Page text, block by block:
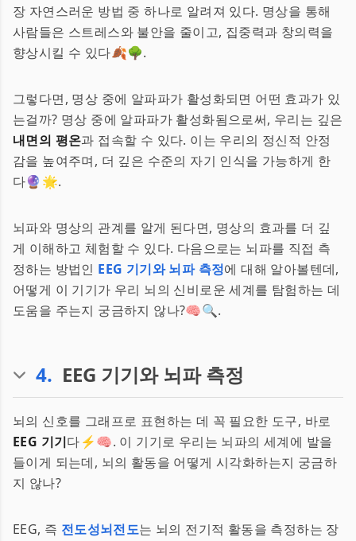
장 자연스러운 방법 중 하나로 알려져 있다. 명상을 통해
사람들은 스트레스와 불안을 줄이고, 집중력과 창의력을
향상시킬 수 있다🍂🌳.
그렇다면, 명상 중에 알파파가 활성화되면 어떤 효과가 있
는걸까? 명상 중에 알파파가 활성화됨으로써, 우리는 깊은
내면의 평온과 접속할 수 있다. 이는 우리의 정신적 안정
감을 높여주며, 더 깊은 수준의 자기 인식을 가능하게 한
다🔮🌟.
뇌파와 명상의 관계를 알게 된다면, 명상의 효과를 더 깊
게 이해하고 체험할 수 있다. 다음으로는 뇌파를 직접 측
정하는 방법인 EEG 기기와 뇌파 측정에 대해 알아볼텐데,
어떻게 이 기기가 우리 뇌의 신비로운 세계를 탐험하는 데
도움을 주는지 궁금하지 않나?🧠🔍.
4. EEG 기기와 뇌파 측정
뇌의 신호를 그래프로 표현하는 데 꼭 필요한 도구, 바로
EEG 기기다⚡🧠. 이 기기로 우리는 뇌파의 세계에 발을
들이게 되는데, 뇌의 활동을 어떻게 시각화하는지 궁금하
지 않나?
EEG, 즉 전도성뇌전도는 뇌의 전기적 활동을 측정하는 장